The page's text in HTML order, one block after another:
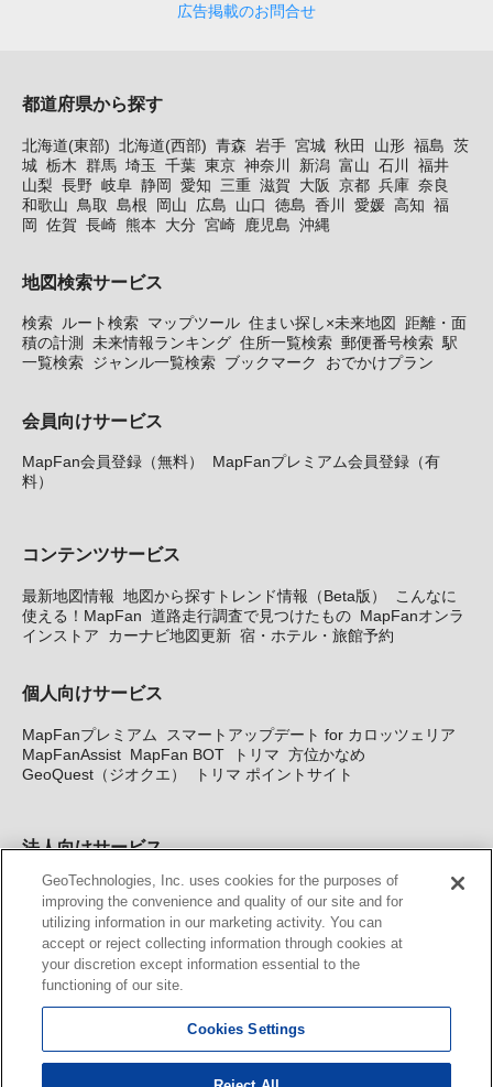
広告掲載のお問合せ
都道府県から探す
北海道(東部) 北海道(西部) 青森 岩手 宮城 秋田 山形 福島 茨
城 栃木 群馬 埼玉 千葉 東京 神奈川 新潟 富山 石川
福井
山梨 長野 岐阜 静岡 愛知 三重 滋賀 大阪 京都 兵庫 奈良
和歌山
鳥取 島根 岡山 広島 山口 徳島 香川 愛媛 高知 福
岡 佐賀 長崎 熊本 大分 宮崎 鹿児島 沖縄
地図検索サービス
検索 ルート検索 マップツール 住まい探し×未来地図
距離・面
積の計測
未来情報ランキング 住所一覧検索 郵便番号検索 駅
一覧検索 ジャンル一覧検索 ブックマーク おでかけプラン
会員向けサービス
MapFan会員登録（無料）
MapFanプレミアム会員登録（有
料）
コンテンツサービス
最新地図情報 地図から探すトレンド情報（Beta版）
こんなに
使える！MapFan 道路走行調査で見つけたもの MapFanオンラ
インストア
カーナビ地図更新 宿・ホテル・旅館予約
個人向けサービス
MapFanプレミアム
スマートアップデート for カロッツェリア
MapFanAssist MapFan BOT トリマ 方位かなめ
GeoQuest（ジオクエ）
トリマ ポイントサイト
法人向けサービス
法人向け地図・位置情報サービス WEBサイト・システム向け地
図API Windows PC向け地図開発キット MapFan DB 住所確認
サービス
MAP WORLD+ トリマ広告 Geo-Research
カーナビ地図更新サービス
MapFan スマートメンバーズ
KENWOOD MapFan Club
GeoTechnologies, Inc. uses cookies for the purposes of
improving the convenience and quality of our site and for
utilizing information in our marketing activity. You can
accept or reject collecting information through cookies at
your discretion except information essential to the
functioning of our site.
Cookies Settings